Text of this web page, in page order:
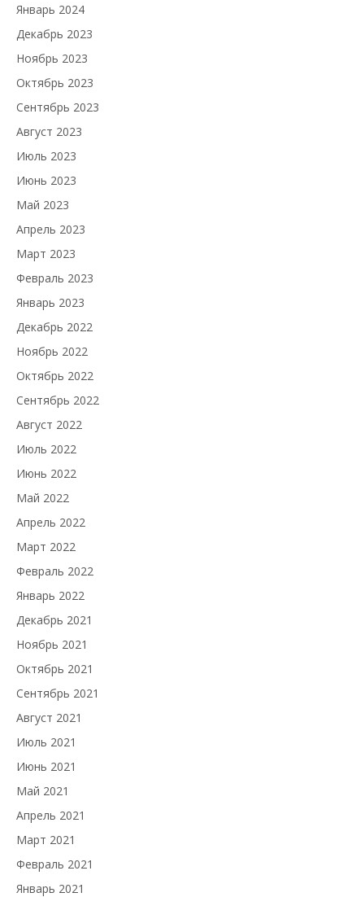
Январь 2024
Декабрь 2023
Ноябрь 2023
Октябрь 2023
Сентябрь 2023
Август 2023
Июль 2023
Июнь 2023
Май 2023
Апрель 2023
Март 2023
Февраль 2023
Январь 2023
Декабрь 2022
Ноябрь 2022
Октябрь 2022
Сентябрь 2022
Август 2022
Июль 2022
Июнь 2022
Май 2022
Апрель 2022
Март 2022
Февраль 2022
Январь 2022
Декабрь 2021
Ноябрь 2021
Октябрь 2021
Сентябрь 2021
Август 2021
Июль 2021
Июнь 2021
Май 2021
Апрель 2021
Март 2021
Февраль 2021
Январь 2021